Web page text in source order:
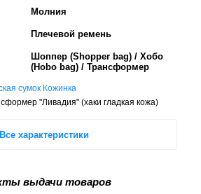
Молния
Плечевой ремень
Шоппер (Shopper bag) / Хобо
(Hobo bag) / Трансформер
сумок Кожинка
"Ливадия" (хаки гладкая кожа)
Все характеристики
выдачи товаров